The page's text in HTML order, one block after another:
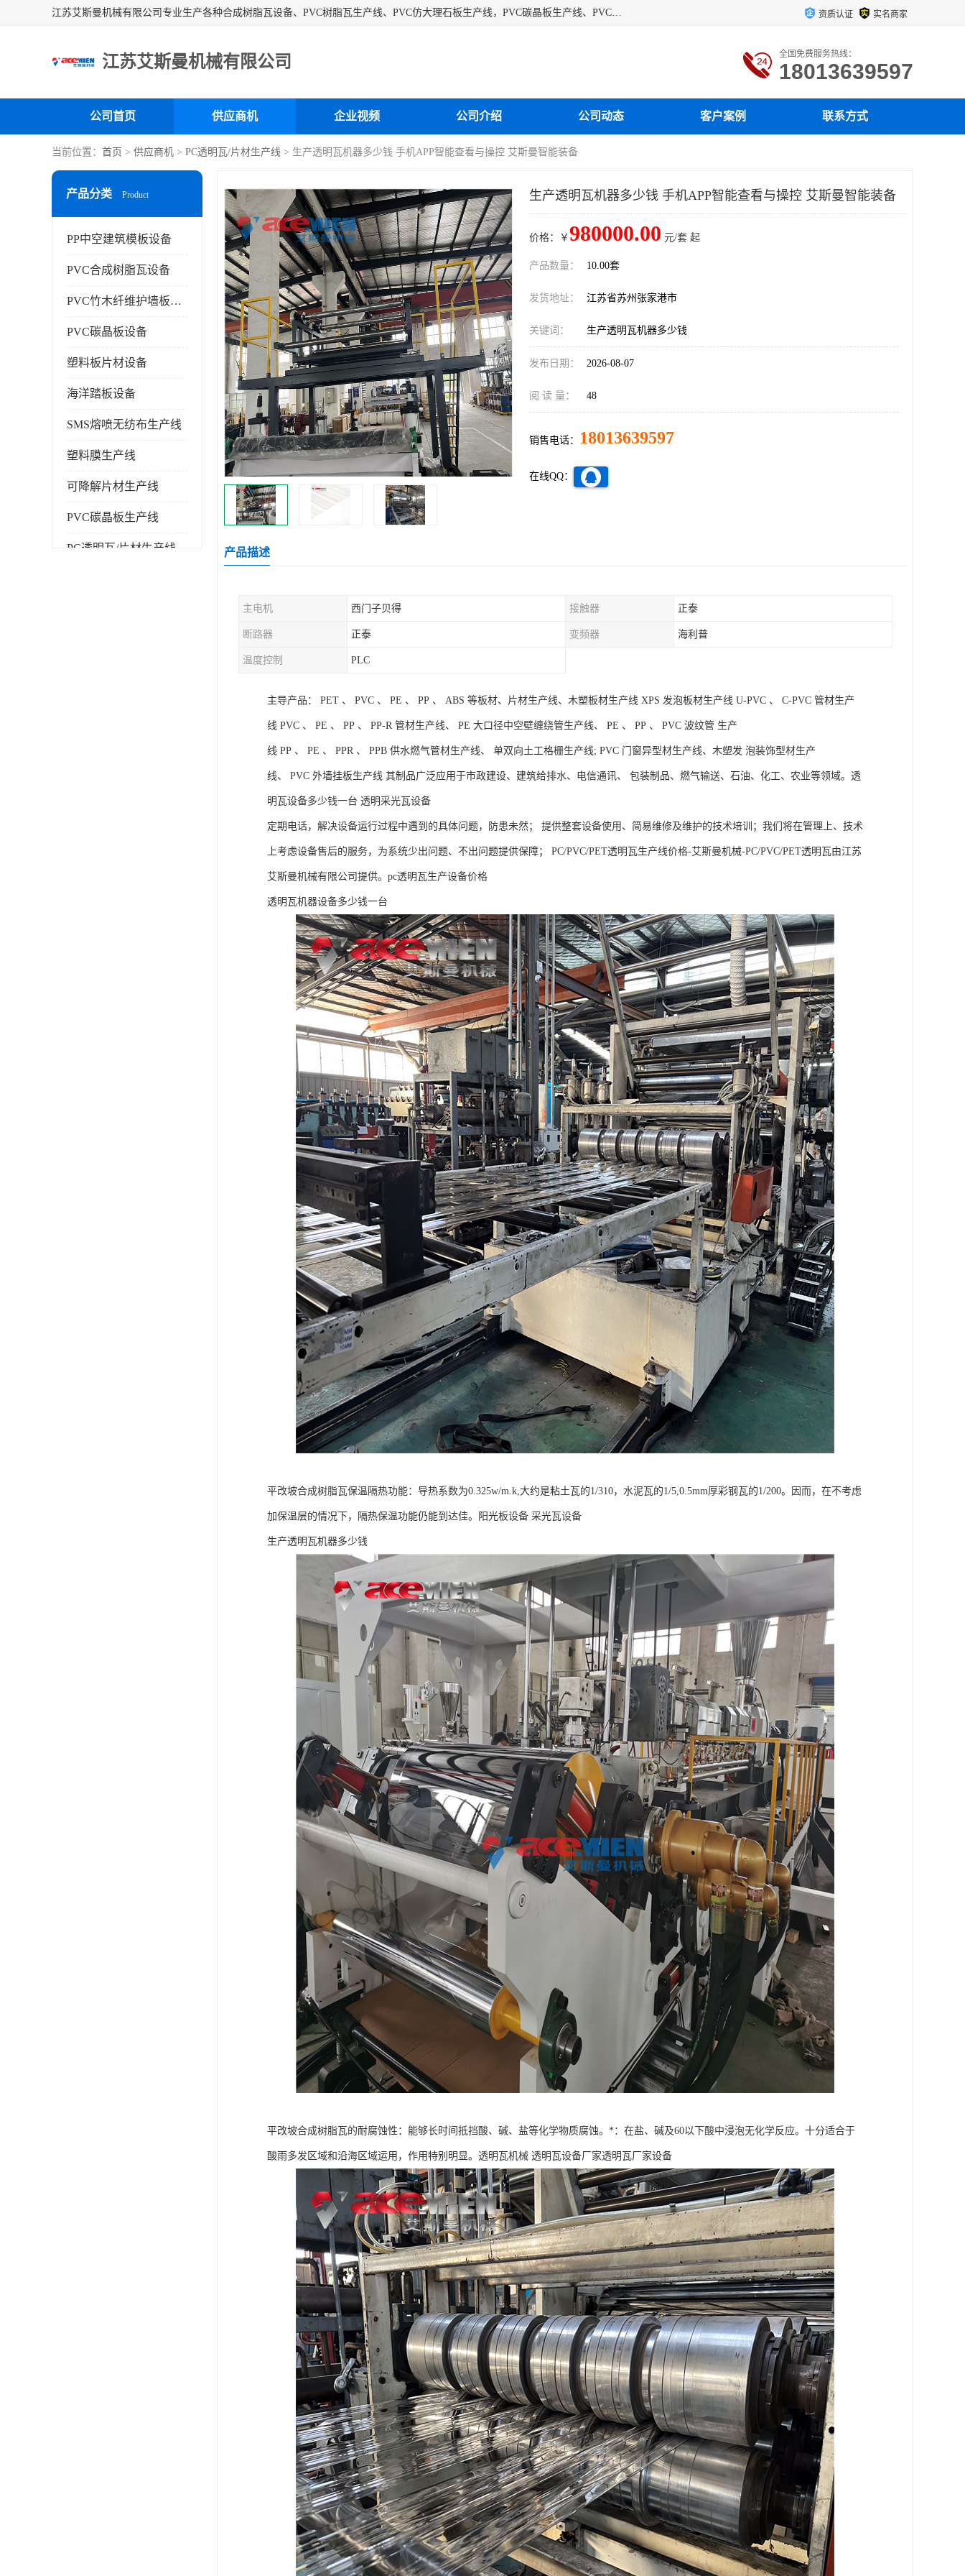
江苏艾斯曼机械有限公司专业生产各种合成树脂瓦设备、PVC树脂瓦生产线、PVC仿大理石板生产线，PVC碳晶板生产线、PVC护墙板生产线，PVC格栅板生产线、PVC扣板生产线、塑料建筑模板生产线。操作方便，性能稳定，价格合理，质量保障。 资质认证 实名商家
江苏艾斯曼机械有限公司 全国免费服务热线：
18013639597
公司首页 供应商机 企业视频 公司介绍 公司动态 客户案例 联系方式
当前位置： 首页 > 供应商机 > PC透明瓦/片材生产线 > 生产透明瓦机器多少钱 手机APP智能查看与操控 艾斯曼智能装备
产品分类 Product
PP中空建筑模板设备
PVC合成树脂瓦设备
PVC竹木纤维护墙板设备
PVC碳晶板设备
塑料板片材设备
海洋踏板设备
SMS熔喷无纺布生产线
塑料膜生产线
可降解片材生产线
PVC碳晶板生产线
PC透明瓦/片材生产线
生产透明瓦机器多少钱 手机APP智能查看与操控 艾斯曼智能装备
价格：￥ 980000.00 元/套 起
产品数量： 10.00套
发货地址： 江苏省苏州张家港市
关键词： 生产透明瓦机器多少钱
发布日期： 2026-08-07
阅 读 量： 48
销售电话： 18013639597
在线QQ：
产品描述
主电机 西门子贝得 接触器 正泰
断路器 正泰 变频器 海利普
温度控制 PLC
主导产品： PET 、 PVC 、 PE 、 PP 、 ABS 等板材、片材生产线、木塑板材生产线 XPS 发泡板材生产线 U-PVC 、 C-PVC 管材生产
线 PVC 、 PE 、 PP 、 PP-R 管材生产线、 PE 大口径中空壁缠绕管生产线、 PE 、 PP 、 PVC 波纹管 生产
线 PP 、 PE 、 PPR 、 PPB 供水燃气管材生产线、 单双向土工格栅生产线; PVC 门窗异型材生产线、木塑发 泡装饰型材生产
线、 PVC 外墙挂板生产线 其制品广泛应用于市政建设、建筑给排水、电信通讯、 包装制品、燃气输送、石油、化工、农业等领域。透
明瓦设备多少钱一台 透明采光瓦设备
定期电话，解决设备运行过程中遇到的具体问题，防患未然； 提供整套设备使用、简易维修及维护的技术培训；我们将在管理上、技术
上考虑设备售后的服务，为系统少出问题、不出问题提供保障； PC/PVC/PET透明瓦生产线价格-艾斯曼机械-PC/PVC/PET透明瓦由江苏
艾斯曼机械有限公司提供。pc透明瓦生产设备价格
透明瓦机器设备多少钱一台
平改坡合成树脂瓦保温隔热功能：导热系数为0.325w/m.k,大约是粘土瓦的1/310，水泥瓦的1/5,0.5mm厚彩钢瓦的1/200。因而，在不考虑
加保温层的情况下，隔热保温功能仍能到达佳。阳光板设备 采光瓦设备
生产透明瓦机器多少钱
平改坡合成树脂瓦的耐腐蚀性：能够长时间抵挡酸、碱、盐等化学物质腐蚀。*：在盐、碱及60以下酸中浸泡无化学反应。十分适合于
酸雨多发区域和沿海区域运用，作用特别明显。透明瓦机械 透明瓦设备厂家透明瓦厂家设备